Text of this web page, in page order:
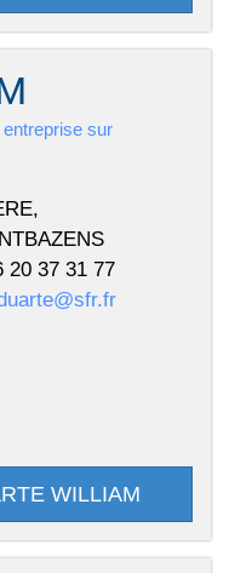
sur
20 37 31 77
WILLIAM